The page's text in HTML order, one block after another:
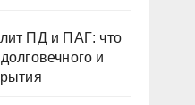
ПД и ПАГ: что
и